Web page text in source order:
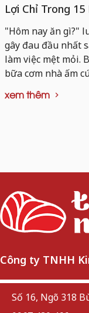
Lợi Chỉ Trong 15
"Hôm nay ăn gì?"
gây đau đầu nhất
làm việc mệt mỏi.
bữa cơm nhà ấm
xem thêm
Công ty TNHH
Số 16, Ngõ 318